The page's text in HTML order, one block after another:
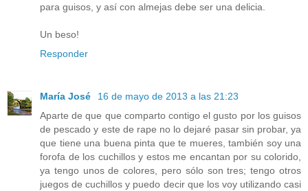
para guisos, y así con almejas debe ser una delicia.
Un beso!
Responder
María José
16 de mayo de 2013 a las 21:23
Aparte de que que comparto contigo el gusto por los guisos
de pescado y este de rape no lo dejaré pasar sin probar, ya
que tiene una buena pinta que te mueres, también soy una
forofa de los cuchillos y estos me encantan por su colorido,
ya tengo unos de colores, pero sólo son tres; tengo otros
juegos de cuchillos y puedo decir que los voy utilizando casi